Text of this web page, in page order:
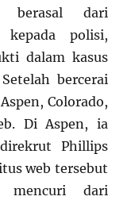
berasal dari
kepada polisi,
dalam kasus
bercerai
Colorado,
Di Aspen, ia
Phillips
web tersebut
mencuri dari